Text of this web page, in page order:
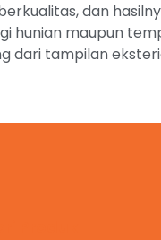
dan
hunian maupun
dari tampilan